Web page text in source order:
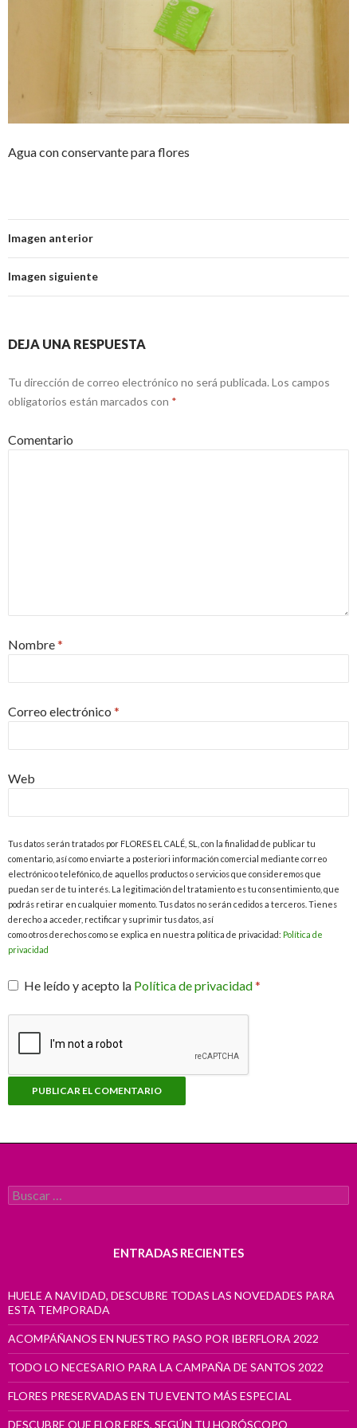
Agua con conservante para flores
Imagen anterior
Imagen siguiente
DEJA UNA RESPUESTA
Tu dirección de correo electrónico no será publicada.Los campos
obligatorios están marcados con *
Comentario
Nombre*
Correo electrónico *
Web
Tus datos serán tratados por FLORES EL CALÉ, SL, con la finalidad de publicar tu
comentario, así como enviarte a posteriori información comercial mediante correo
electrónico o telefónico, de aquellos productos o servicios que consideremos que
puedan ser de tu interés. La legitimación del tratamiento es tu consentimiento, que
podrás retirar en cualquier momento. Tus datos no serán cedidos a terceros. Tienes
derecho a acceder, rectificar y suprimir tus datos, así
como otros derechos como se explica en nuestra política de privacidad: Política de
privacidad
He leído y acepto la Política de privacidad*
Buscar:
ENTRADAS RECIENTES
HUELE A NAVIDAD, DESCUBRE TODAS LAS NOVEDADES PARA
ESTA TEMPORADA
ACOMPÁÑANOS EN NUESTRO PASO POR IBERFLORA 2022
TODO LO NECESARIO PARA LA CAMPAÑA DE SANTOS 2022
FLORES PRESERVADAS EN TU EVENTO MÁS ESPECIAL
DESCUBRE QUE FLOR ERES, SEGÚN TU HORÓSCOPO